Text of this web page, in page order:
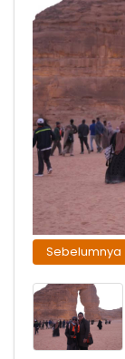
1
Sebelumnya